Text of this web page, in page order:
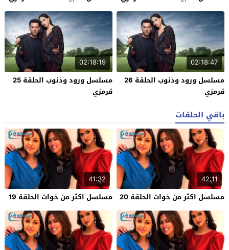
02:18:47
مسلسل ورود وذنوب الحلقة 26
قرمزي
02:18:19
مسلسل ورود وذنوب الحلقة 25
قرمزي
باقي الحلقات
42:11
مسلسل اكثر من خوات الحلقة 20
41:32
مسلسل اكثر من خوات الحلقة 19